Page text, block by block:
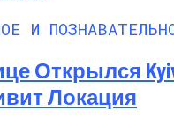
И
Открылся Kyiv
Локация